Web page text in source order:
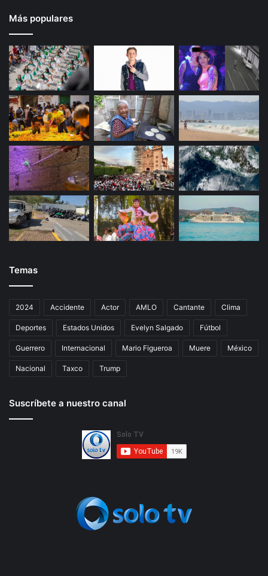
Más populares
Temas
2024 Accidente Actor AMLO Cantante Clima
Deportes Estados Unidos Evelyn Salgado Fútbol
Guerrero Internacional Mario Figueroa Muere México
Nacional Taxco Trump
Suscríbete a nuestro canal